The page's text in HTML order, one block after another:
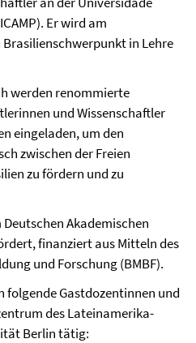
Er wird am
in Lehre
werden renommierte
und Wissenschaftler
eingeladen, um den
zwischen der Freien
zu fördern und zu
Akademischen
finanziert aus Mitteln des
und Forschung (BMBF).
folgende Gastdozentinnen und
des Lateinamerika-
Berlin tätig: